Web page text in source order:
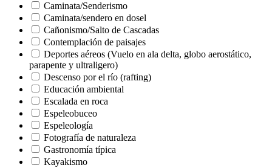
Caminata/Senderismo
Caminata/sendero en dosel
Cañonismo/Salto de Cascadas
Contemplación de paisajes
Deportes aéreos (Vuelo en ala delta, globo aerostático,
parapente y ultraligero)
Descenso por el río (rafting)
Educación ambiental
Escalada en roca
Espeleobuceo
Espeleología
Fotografía de naturaleza
Gastronomía típica
Kayakismo